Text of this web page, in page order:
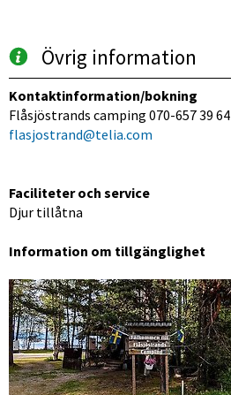
Övrig information
Kontaktinformation/bokning
Flåsjöstrands camping 070-657 39 64
flasjostrand@telia.com
Faciliteter och service
Djur tillåtna
Information om tillgänglighet